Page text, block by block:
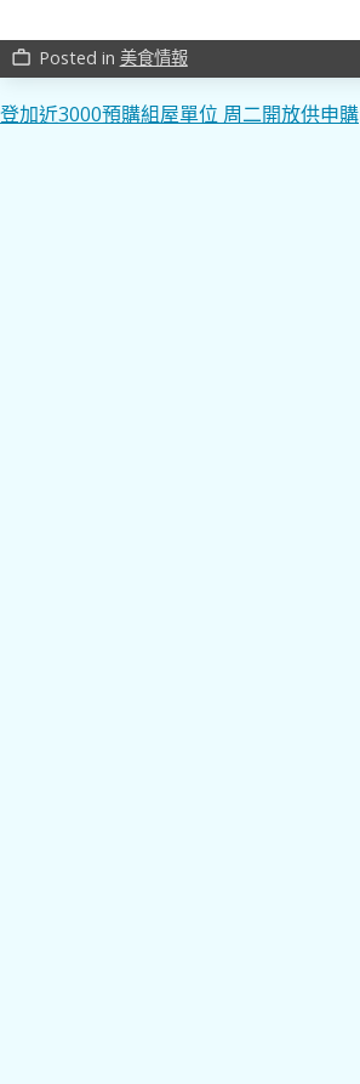
work_outline Posted in 美食情報
文
登加近3000預購組屋單位 周二開放供申購